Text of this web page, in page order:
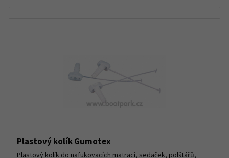
Plastový kolík Gumotex
Plastový kolík do nafukovacích matrací, sedaček, polštářů,